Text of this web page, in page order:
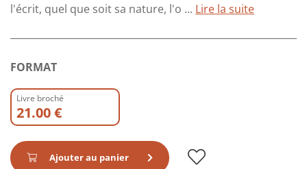
l'écrit, quel que soit sa nature, l'o ... Lire la suite
FORMAT
Livre broché
21.00 €
Ajouter au panier